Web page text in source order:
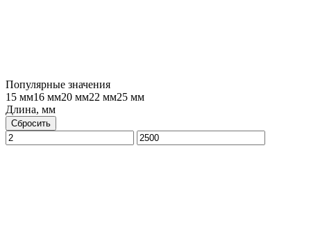
Популярные значения
15 мм16 мм20 мм22 мм25 мм
Длина, мм
Сбросить